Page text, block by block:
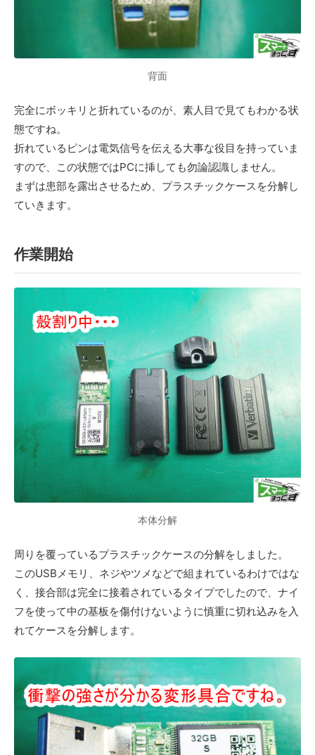
背面
完全にボッキリと折れているのが、素人目で見てもわかる状
態ですね。
折れているピンは電気信号を伝える大事な役目を持っていま
すので、この状態ではPCに挿しても勿論認識しません。
まずは患部を露出させるため、プラスチックケースを分解し
ていきます。
作業開始
本体分解
周りを覆っているプラスチックケースの分解をしました。
このUSBメモリ、ネジやツメなどで組まれているわけではな
く、接合部は完全に接着されているタイプでしたので、ナイ
フを使って中の基板を傷付けないように慎重に切れ込みを入
れてケースを分解します。